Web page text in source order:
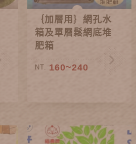
｛加層用｝網孔水
箱及單層鬆網底堆
肥箱
NT. 160~240